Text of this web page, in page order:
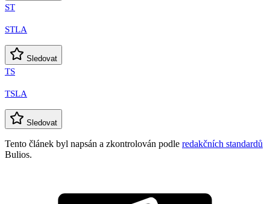
ST
STLA
Sledovat
TS
TSLA
Sledovat
Tento článek byl napsán a zkontrolován podle redakčních standardů
Bulios.